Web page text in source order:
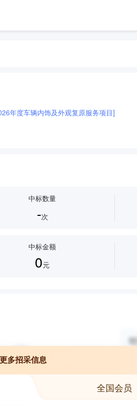
年度车辆内饰及外观复原服务项目]
中标数量
-次
中标金额
0元
多招采信息
全国会员